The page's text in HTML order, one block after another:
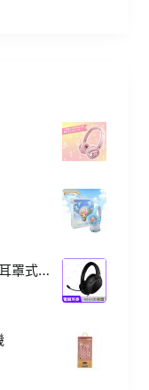
ASUS ROG STRIX GO Core 電競耳罩式耳機【3.5mm/有線/耳機麥克風/多平台相容性】